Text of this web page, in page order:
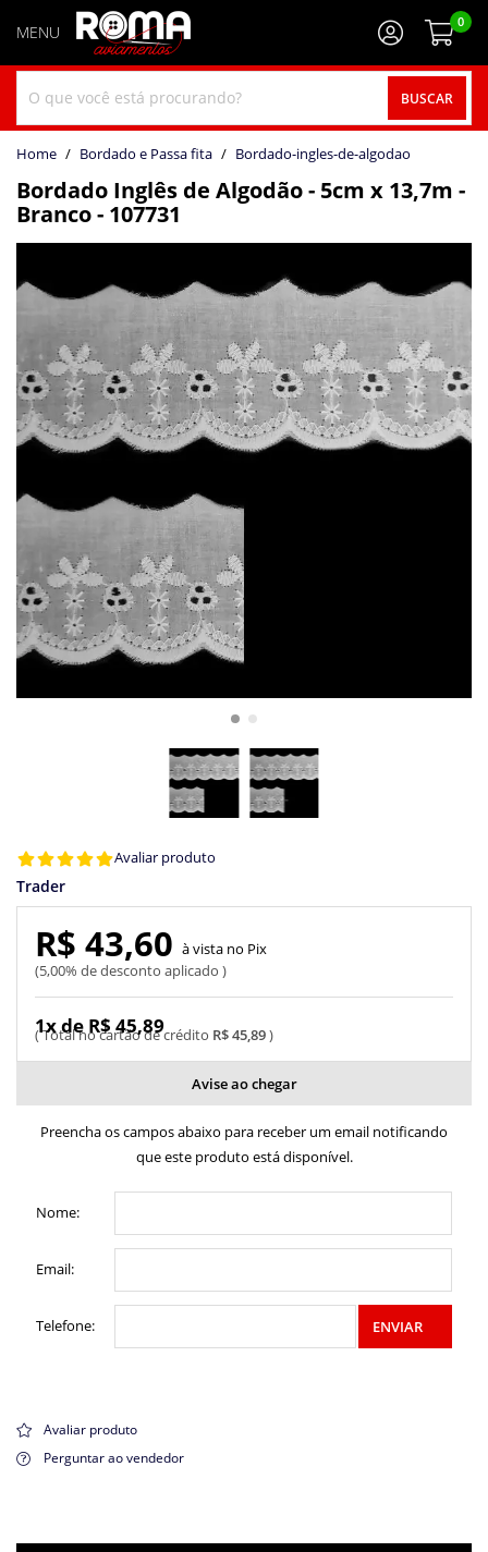
BUSCAR
0
home Bordado e Passa fita bordado-ingles-de-algodao
Bordado Inglês de Algodão - 5cm x 13,7m -
Branco - 107731
Avaliar produto
Trader
R$ 45,89
1x de R$ 45,89
R$ 43,60
5,00% de desconto aplicado
Pix
Avise ao chegar
Preencha os campos abaixo para receber um email notificando
que este produto está disponível.
Nome:
Email:
Telefone: ENVIAR
Avaliar produto
Perguntar ao vendedor